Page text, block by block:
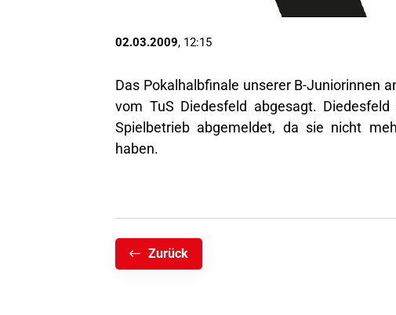
02.03.2009, 12:15
Das Pokalhalbfinale unserer B-Juniorinnen
vom TuS Diedesfeld abgesagt.
Spielbetrieb abgemeldet, da sie nicht
haben.
Zurück